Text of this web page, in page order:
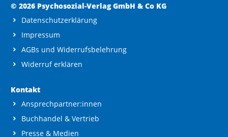
© 2026 Psychosozial-Verlag GmbH & Co KG
Datenschutzerklärung
Impressum
AGBs und Widerrufsbelehrung
Widerruf erklären
Kontakt
Ansprechpartner:innen
Buchhandel & Vertrieb
Presse & Medien